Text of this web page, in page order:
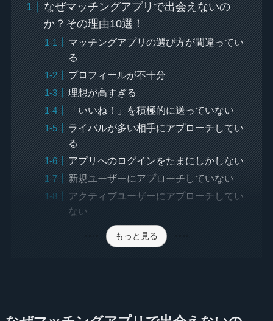
なぜマッチングアプリで出会えないの
か？その理由10選！
マッチングアプリの選び方が間違ってい
る
プロフィールが不十分
理想が高すぎる
「いいね！」を積極的に送っていない
ライバルが多い相手にアプローチしてい
る
アプリへのログインをたまにしかしない
新規ユーザーにアプローチしていない
アクティブユーザーにアプローチしてい
ない
もっと見る